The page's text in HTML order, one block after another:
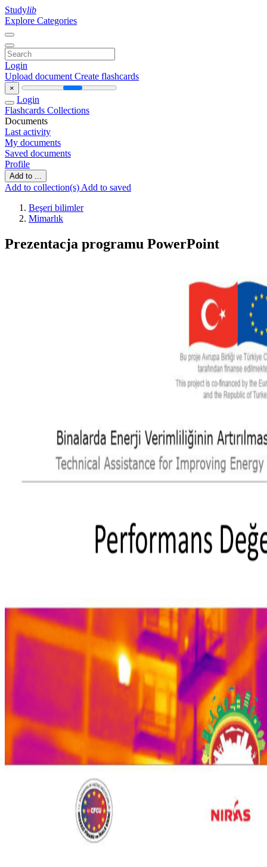
Studylib
Explore Categories
Login
Upload document Create flashcards
×
Login
Flashcards Collections
Documents
Last activity
My documents
Saved documents
Profile
Add to ...
Add to collection(s) Add to saved
Beşeri bilimler
Mimarlık
Prezentacja programu PowerPoint